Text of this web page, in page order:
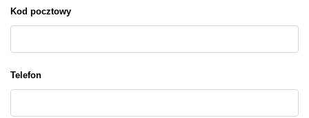
Kod pocztowy
Telefon